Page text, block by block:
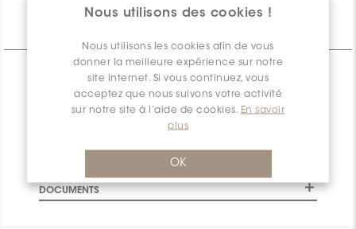
Nous utilisons des cookies !
Nous utilisons les cookies afin de vous
donner la meilleure expérience sur notre
site internet. Si vous continuez, vous
acceptez que nous suivons votre activité
sur notre site à l’aide de cookies. En savoir
plus
OK
Informations Techniques
CARACTÉRISTIQUES
SPÉCIFICATIONS
INSTALLATION ET MAINTENANCE
DOCUMENTS